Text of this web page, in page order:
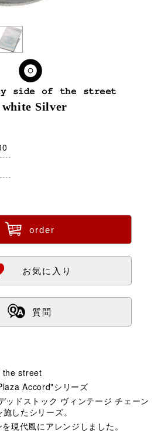
side of the street
white Silver
ü order
お気に入り
ß 質問
the street
Accord"シリーズ
ッドストック ヴィンテージ チェーン
したシリーズ。
現代風にアレンジしました。